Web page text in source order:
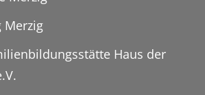
Merzig
Haus der